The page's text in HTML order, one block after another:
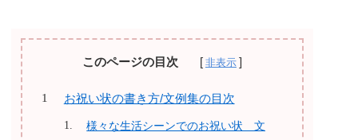
このページの目次
お祝い状の書き方/文例集の目次
様々な生活シーンでのお祝い状 文